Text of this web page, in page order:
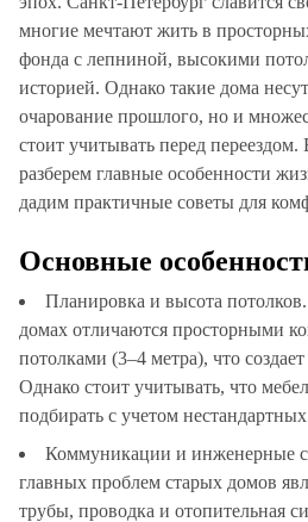
многие мечтают жить в
фонда с лепниной, высокими
историей. Однако такие дома
очарование прошлого, но и
стоит учитывать перед переездом.
разберем главные особенности
дадим практичные советы для
Основные
Планировка и высота
домах отличаются просторными
потолками (3–4 метра), что
Однако стоит учитывать, что
подбирать с учетом
Коммуникации и инженерные
главных проблем старых домов
трубы, проводка и отопительная